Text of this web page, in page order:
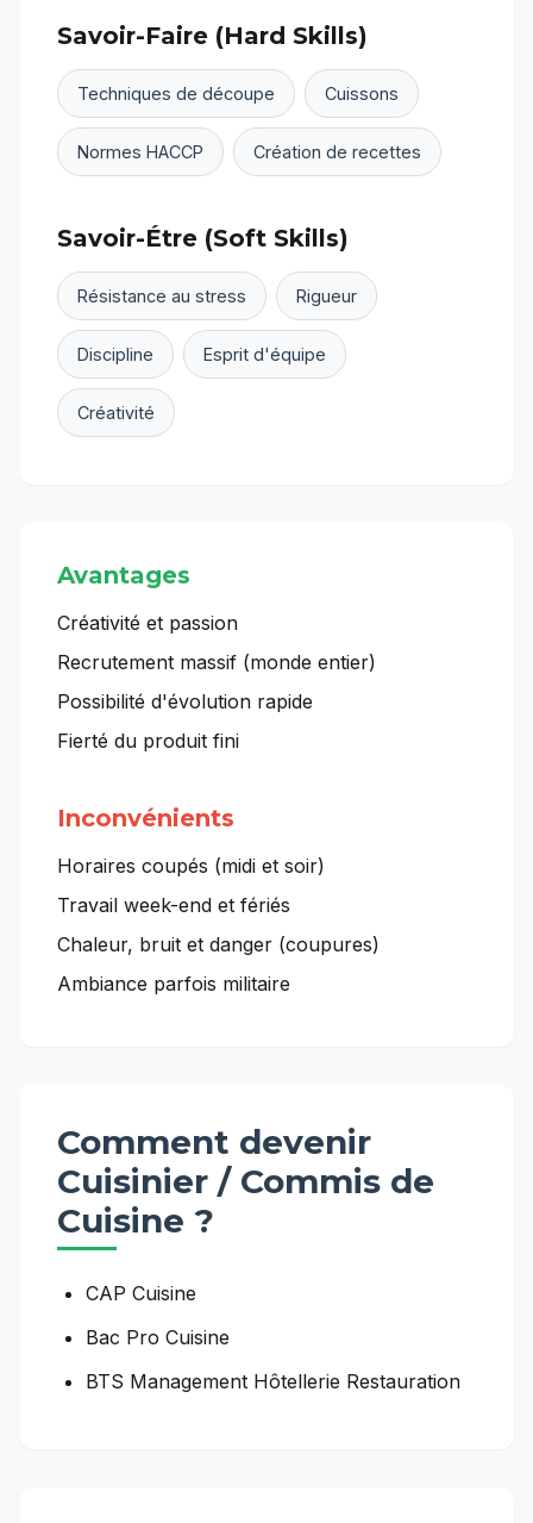
Savoir-Faire (Hard Skills)
Techniques de découpe Cuissons
Normes HACCP Création de recettes
Savoir-Étre (Soft Skills)
Résistance au stress Rigueur
Discipline Esprit d'équipe
Créativité
Avantages
Créativité et passion
Recrutement massif (monde entier)
Possibilité d'évolution rapide
Fierté du produit fini
Inconvénients
Horaires coupés (midi et soir)
Travail week-end et fériés
Chaleur, bruit et danger (coupures)
Ambiance parfois militaire
Comment devenir
Cuisinier / Commis de
Cuisine ?
CAP Cuisine
Bac Pro Cuisine
BTS Management Hôtellerie Restauration